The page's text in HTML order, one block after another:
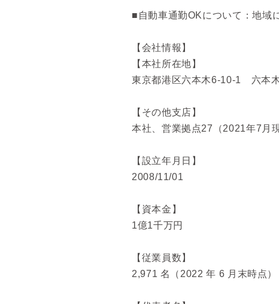
■自動車通勤OKについて：地域
【会社情報】
【本社所在地】
東京都港区六本木6-10-1 六本
【その他支店】
本社、営業拠点27（2021年7月現
【設立年月日】
2008/11/01
【資本金】
1億1千万円
【従業員数】
2,971 名（2022 年 6 月末時点）